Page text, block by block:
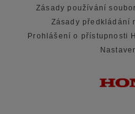
Zásady používání
Zásady předkládání
Prohlášení o přístupnosti